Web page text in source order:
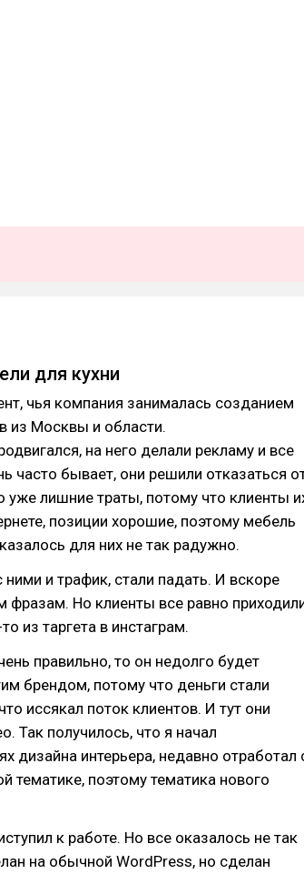
для кухни
чья компания занималась созданием
из Москвы и области.
на него делали рекламу и все
часто бывает, они решили отказаться
уже лишние траты, потому что клиенты
позиции хорошие, поэтому мебель
для них не так радужно.
ними и трафик, стали падать. И вскоре
фразам. Но клиенты все равно
из таргета в инстаграм.
правильно, то он недолго будет
брендом, потому что деньги стали
иссякал поток клиентов. И тут они
Так получилось, что я начал
дизайна интерьера, недавно отработал
тематике, поэтому тематика нового
к работе. Но все оказалось не так
на обычной WordPress, но сделан